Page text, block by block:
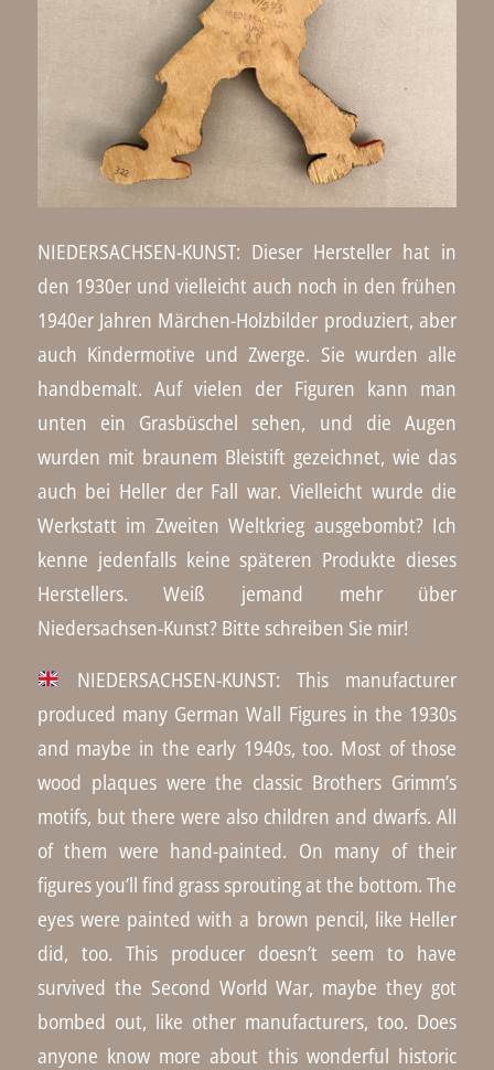
NIEDERSACHSEN-KUNST: Dieser Hersteller hat in
den 1930er und vielleicht auch noch in den frühen
1940er Jahren Märchen-Holzbilder produziert, aber
auch Kindermotive und Zwerge. Sie wurden alle
handbemalt. Auf vielen der Figuren kann man
unten ein Grasbüschel sehen, und die Augen
wurden mit braunem Bleistift gezeichnet, wie das
auch bei Heller der Fall war. Vielleicht wurde die
Werkstatt im Zweiten Weltkrieg ausgebombt? Ich
kenne jedenfalls keine späteren Produkte dieses
Herstellers. Weiß jemand mehr über
Niedersachsen-Kunst? Bitte schreiben Sie mir!
NIEDERSACHSEN-KUNST: This manufacturer
produced many German Wall Figures in the 1930s
and maybe in the early 1940s, too. Most of those
wood plaques were the classic Brothers Grimm’s
motifs, but there were also children and dwarfs. All
of them were hand-painted. On many of their
figures you’ll find grass sprouting at the bottom. The
eyes were painted with a brown pencil, like Heller
did, too. This producer doesn’t seem to have
survived the Second World War, maybe they got
bombed out, like other manufacturers, too. Does
anyone know more about this wonderful historic